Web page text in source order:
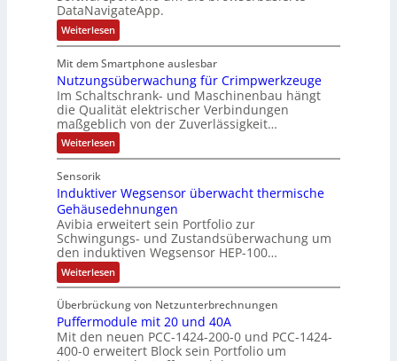
v
e
M
o
m
e
n
t
a
f
n
a
h
m
e
,
g
e
p
r
G
e
s
h
ä
f
t
f
h
r
e
r
z
u
m
V
o
r
è
m
s
:
Q
2
-
E
e
b
n
i
s
s
e
b
e
s
e
r
t
r
i
e
b
s
-
d
M
a
r
e
t
i
n
g
DataNavigateApp.
Weiterlesen:
D
r
g
a
n
z
e
i
n
c
h
e
E
i
n
s
t
i
e
g
i
n
d
Mit dem Smartphone auslesbar
Nutzungsüberwachung für Crimpwerkzeuge
Im Schaltschrank- und Maschinenbau hängt
die Qualität elektrischer Verbindungen
maßgeblich von der Zuverlässigkeit…
Weiterlesen:
N
z
u
n
g
s
ü
b
e
r
w
a
c
h
u
Sensorik
Induktiver Wegsensor überwacht thermische
Gehäusedehnungen
Avibia erweitert sein Portfolio zur
Schwingungs- und Zustandsüberwachung um
den induktiven Wegsensor HEP-100…
Weiterlesen:
I
d
u
k
t
i
Überbrückung von Netzunterbrechnungen
Puffermodule mit 20 und 40A
Mit den neuen PCC-1424-200-0 und PCC-1424-
400-0 erweitert Block sein Portfolio um